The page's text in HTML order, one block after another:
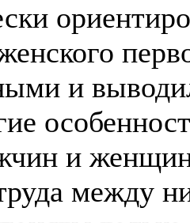
и
и
между